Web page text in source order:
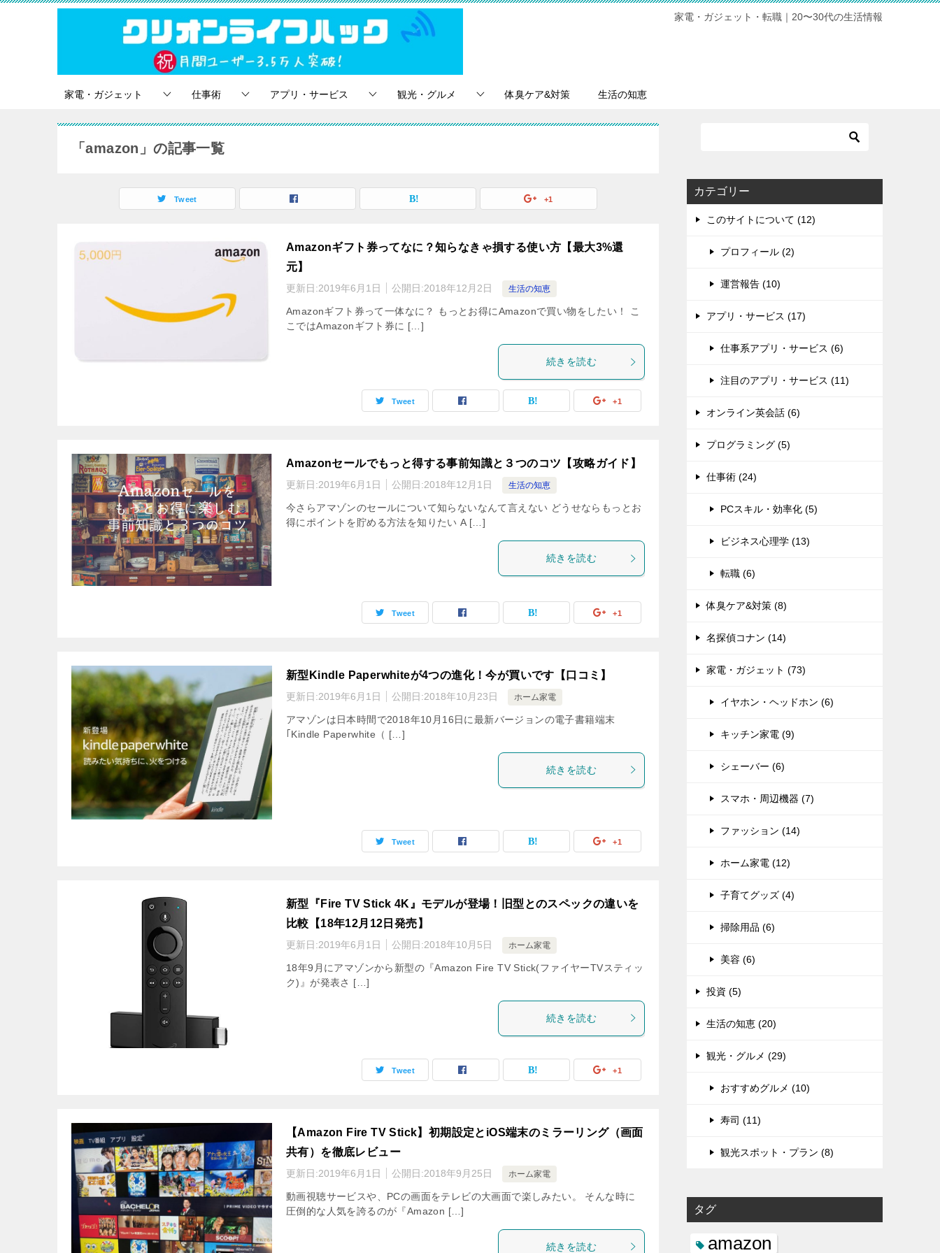
家電・ガジェット・転職｜20〜30代の生活情報
家電・ガジェット 仕事術 アプリ・サービス 観光・グルメ 体臭ケア&対策 生活の知恵
「amazon」の記事一覧
Tweet +1
Amazonギフト券ってなに？知らなきゃ損する使い方【最大3%還
元】
更新日:2019年6月1日 公開日:2018年12月2日 生活の知恵
Amazonギフト券って一体なに？ もっとお得にAmazonで買い物をしたい！ こ
こではAmazonギフト券に […]
続きを読む
Tweet +1
Amazonセールでもっと得する事前知識と３つのコツ【攻略ガイド】
更新日:2019年6月1日 公開日:2018年12月1日 生活の知恵
今さらアマゾンのセールについて知らないなんて言えない どうせならもっとお
得にポイントを貯める方法を知りたい A […]
続きを読む
Tweet +1
新型Kindle Paperwhiteが4つの進化！今が買いです【口コミ】
更新日:2019年6月1日 公開日:2018年10月23日 ホーム家電
アマゾンは日本時間で2018年10月16日に最新バージョンの電子書籍端末
｢Kindle Paperwhite（ […]
続きを読む
Tweet +1
新型『Fire TV Stick 4K』モデルが登場！旧型とのスペックの違いを
比較【18年12月12日発売】
更新日:2019年6月1日 公開日:2018年10月5日 ホーム家電
18年9月にアマゾンから新型の『Amazon Fire TV Stick(ファイヤーTVスティッ
ク)』が発表さ […]
続きを読む
Tweet +1
【Amazon Fire TV Stick】初期設定とiOS端末のミラーリング（画面
共有）を徹底レビュー
更新日:2019年6月1日 公開日:2018年9月25日 ホーム家電
動画視聴サービスや、PCの画面をテレビの大画面で楽しみたい。 そんな時に
圧倒的な人気を誇るのが『Amazon […]
続きを読む
カテゴリー
このサイトについて (12)
プロフィール (2)
運営報告 (10)
アプリ・サービス (17)
仕事系アプリ・サービス (6)
注目のアプリ・サービス (11)
オンライン英会話 (6)
プログラミング (5)
仕事術 (24)
PCスキル・効率化 (5)
ビジネス心理学 (13)
転職 (6)
体臭ケア&対策 (8)
名探偵コナン (14)
家電・ガジェット (73)
イヤホン・ヘッドホン (6)
キッチン家電 (9)
シェーバー (6)
スマホ・周辺機器 (7)
ファッション (14)
ホーム家電 (12)
子育てグッズ (4)
掃除用品 (6)
美容 (6)
投資 (5)
生活の知恵 (20)
観光・グルメ (29)
おすすめグルメ (10)
寿司 (11)
観光スポット・プラン (8)
タグ
amazon